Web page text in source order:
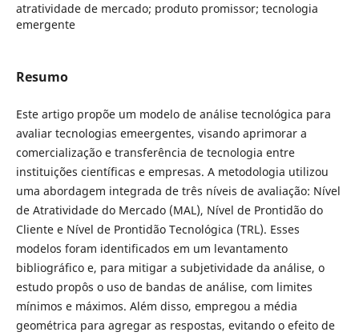
atratividade de mercado; produto promissor; tecnologia
emergente
Resumo
Este artigo propõe um modelo de análise tecnológica para
avaliar tecnologias emeergentes, visando aprimorar a
comercialização e transferência de tecnologia entre
instituições científicas e empresas. A metodologia utilizou
uma abordagem integrada de três níveis de avaliação: Nível
de Atratividade do Mercado (MAL), Nível de Prontidão do
Cliente e Nível de Prontidão Tecnológica (TRL). Esses
modelos foram identificados em um levantamento
bibliográfico e, para mitigar a subjetividade da análise, o
estudo propôs o uso de bandas de análise, com limites
mínimos e máximos. Além disso, empregou a média
geométrica para agregar as respostas, evitando o efeito de